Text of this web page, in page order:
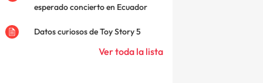
esperado concierto en Ecuador
Datos curiosos de Toy Story 5
Ver toda la lista